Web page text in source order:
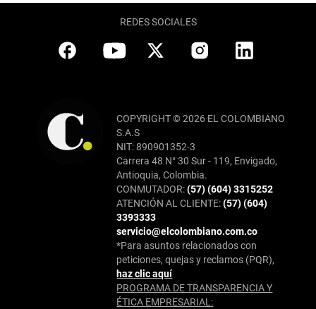
REDES SOCIALES
COPYRIGHT © 2026 EL COLOMBIANO
S.A.S
NIT: 890901352-3
Carrera 48 N° 30 Sur - 119, Envigado,
Antioquia, Colombia.
CONMUTADOR:(57) (604) 3315252
ATENCIÓN AL CLIENTE:(57) (604)
3393333
servicio@elcolombiano.com.co
*Para asuntos relacionados con
peticiones, quejas y reclamos (PQR),
haz clic aquí
PROGRAMA DE TRANSPARENCIA Y
ÉTICA EMPRESARIAL: